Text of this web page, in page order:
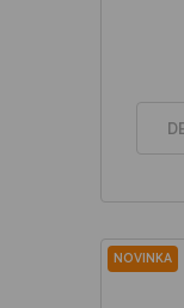
NOVINKA